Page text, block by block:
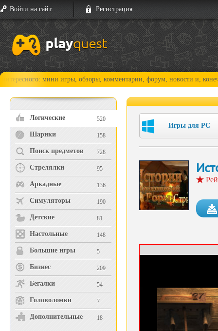
Войти на сайт: Регистрация
мини игры, обзоры, комментарии, форум, новости и, конечно,
Логические 520
Шарики 158
Поиск предметов 728
Стрелялки 95
Аркадные 136
Симуляторы 190
Детские 81
Настольные 148
Большие игры 5
Бизнес 209
Бегалки 54
Головоломки 7
Дополнительные 18
Игры для PC